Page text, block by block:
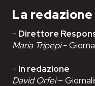
La redazione
- Direttore
Maria Tripepi-
- In redazione
David Orfei–